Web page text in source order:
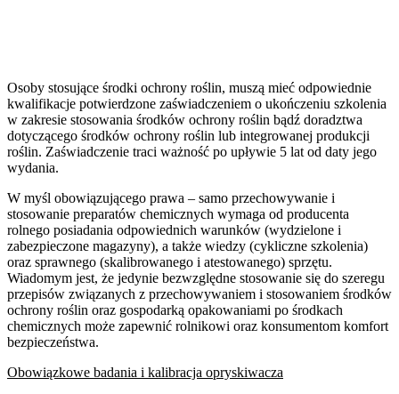
Osoby stosujące środki ochrony roślin, muszą mieć odpowiednie
kwalifikacje potwierdzone zaświadczeniem o ukończeniu szkolenia
w zakresie stosowania środków ochrony roślin bądź doradztwa
dotyczącego środków ochrony roślin lub integrowanej produkcji
roślin. Zaświadczenie traci ważność po upływie 5 lat od daty jego
wydania.
W myśl obowiązującego prawa – samo przechowywanie i
stosowanie preparatów chemicznych wymaga od producenta
rolnego posiadania odpowiednich warunków (wydzielone i
zabezpieczone magazyny), a także wiedzy (cykliczne szkolenia)
oraz sprawnego (skalibrowanego i atestowanego) sprzętu.
Wiadomym jest, że jedynie bezwzględne stosowanie się do szeregu
przepisów związanych z przechowywaniem i stosowaniem środków
ochrony roślin oraz gospodarką opakowaniami po środkach
chemicznych może zapewnić rolnikowi oraz konsumentom komfort
bezpieczeństwa.
Obowiązkowe badania i kalibracja opryskiwacza